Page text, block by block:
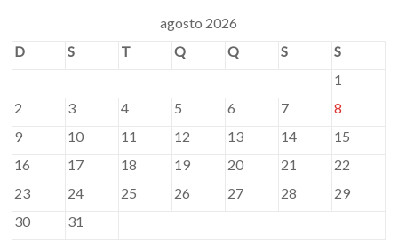
agosto 2026
D
S T Q Q S
S
1
2
3 4 5 6 7
8
9
10 11 12 13 14
15
16
17 18 19 20 21
22
23
24 25 26 27 28
29
30
31